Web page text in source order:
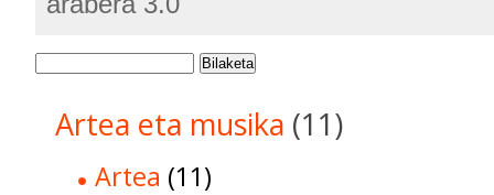
Bilaketa
Artea eta musika (11)
Artea (11)